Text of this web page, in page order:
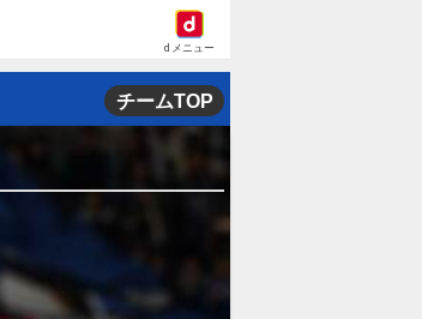
dメニュー
チームTOP